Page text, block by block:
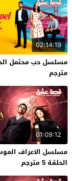
02:14:19
مترجم
01:09:12
مسلسل الاعراف
الحلقة 5 مترجم